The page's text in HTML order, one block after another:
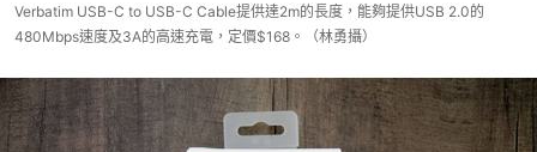
Verbatim USB-C to USB-C Cable提供達2m的長度，能夠提供USB 2.0的
480Mbps速度及3A的高速充電，定價$168。（林勇攝）